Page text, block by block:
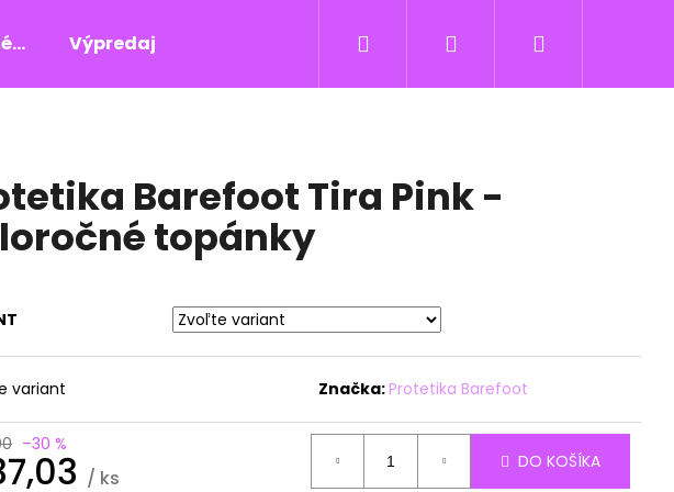
Výpredaj Hľadať Prihlásenie
Barefoot Tira Pink -
topánky
variant Značka:Protetika Barefoot
–30 %
/ ks
DO KOŠÍKA
HĽADAŤ